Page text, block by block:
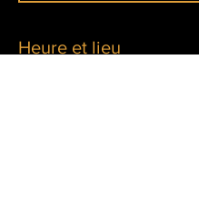
Heure et lieu